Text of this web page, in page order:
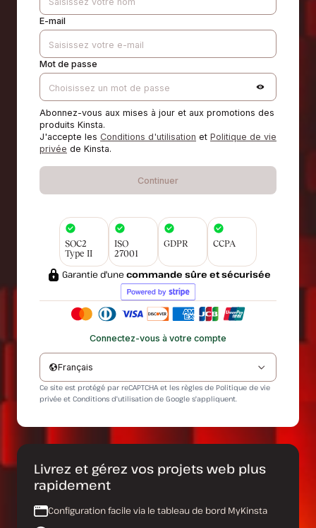
E-mail
Mot de passe
Abonnez-vous aux mises à jour et aux promotions des
produits Kinsta.
J'accepte les Conditions d'utilisation et Politique de vie
privée de Kinsta.
Continuer
SOC2
Type II
ISO
27001
GDPR CCPA
Garantie d'unecommande sûre et sécurisée
Connectez-vous à votre compte
Français
Ce site est protégé par reCAPTCHA et les règles de Politique de vie
privée et Conditions d'utilisation de Google s'appliquent.
Livrez et gérez vos projets web plus
rapidement
Configuration facile via le tableau de bord MyKinsta